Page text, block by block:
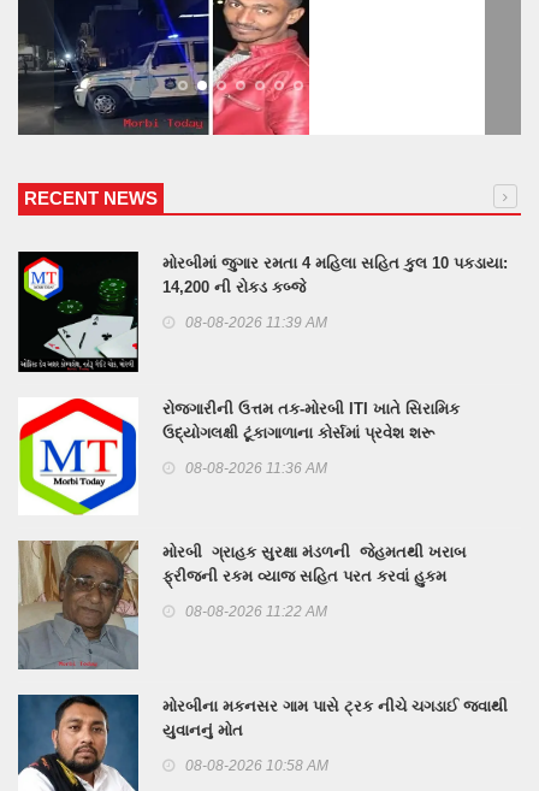
RECENT NEWS
મોરબીમાં જુગાર રમતા 4 મહિલા સહિત કુલ 10 પકડાયા:
14,200 ની રોકડ કબ્જે
08-08-2026 11:39 AM
રોજગારીની ઉત્તમ તક-મોરબી ITI ખાતે સિરામિક
ઉદ્યોગલક્ષી ટૂંકાગાળાના કોર્સમાં પ્રવેશ શરૂ
08-08-2026 11:36 AM
મોરબી ગ્રાહક સુરક્ષા મંડળની જેહમતથી ખરાબ
ફ્રીજની રકમ વ્યાજ સહિત પરત કરવાં હુકમ
08-08-2026 11:22 AM
મોરબીના મકનસર ગામ પાસે ટ્રક નીચે ચગડાઈ જવાથી
યુવાનનું મોત
08-08-2026 10:58 AM